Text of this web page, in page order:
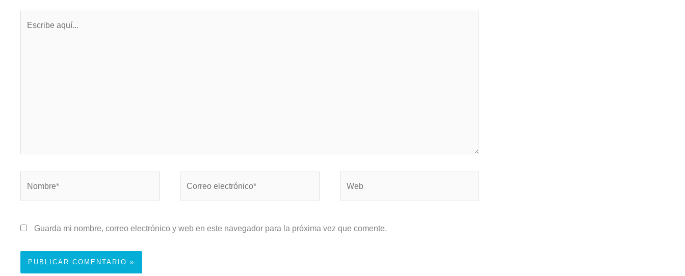
Guarda mi nombre, correo electrónico y web en este navegador para la próxima vez que comente.